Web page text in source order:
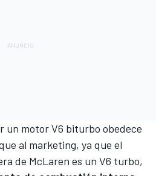
un motor V6 biturbo obedece
al marketing, ya que el
de McLaren es un V6 turbo,